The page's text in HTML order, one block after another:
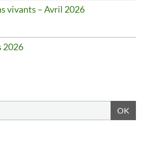
vivants – Avril 2026
2026
OK